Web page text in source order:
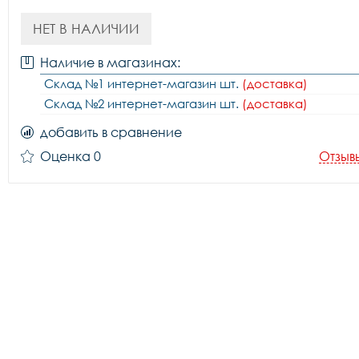
НЕТ В НАЛИЧИИ
Наличие в магазинах:
Склад №1 интернет-магазин шт. (доставка)
Склад №2 интернет-магазин шт. (доставка)
добавить в сравнение
Оценка 0